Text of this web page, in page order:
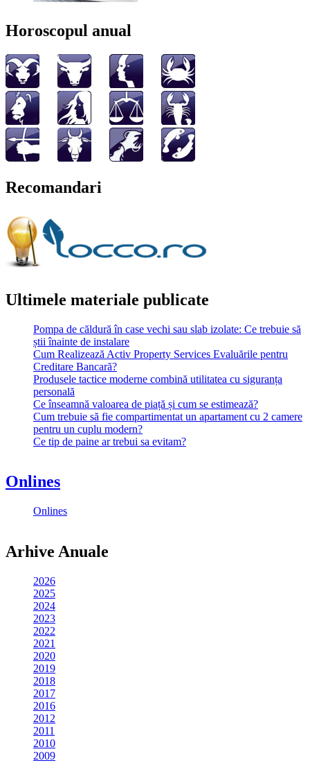
Horoscopul anual
Recomandari
Ultimele materiale publicate
Pompa de căldură în case vechi sau slab izolate: Ce trebuie să
știi înainte de instalare
Cum Realizează Activ Property Services Evaluările pentru
Creditare Bancară?
Produsele tactice moderne combină utilitatea cu siguranța
personală
Ce înseamnă valoarea de piață și cum se estimează?
Cum trebuie să fie compartimentat un apartament cu 2 camere
pentru un cuplu modern?
Ce tip de paine ar trebui sa evitam?
Onlines
Onlines
Arhive Anuale
2026
2025
2024
2023
2022
2021
2020
2019
2018
2017
2016
2012
2011
2010
2009